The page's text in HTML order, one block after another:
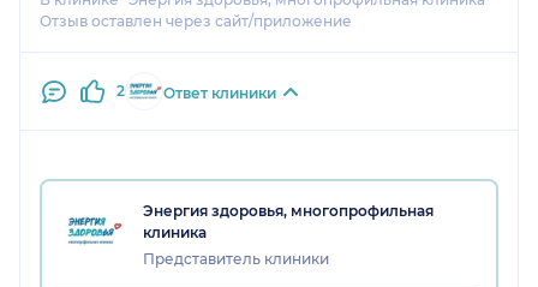
Побаливает горло, но она почему то этого даже
Зачем я вообще тогда приходила к платному
Отзыв оставлен через сайт/приложение
2 Ответ клиники
Энергия здоровья, многопрофильная
клиника
Представитель клиники